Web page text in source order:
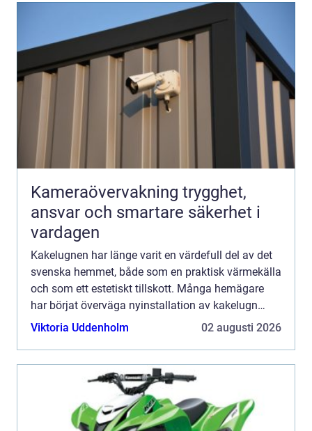
Kameraövervakning trygghet,
ansvar och smartare säkerhet i
vardagen
Kakelugnen har länge varit en värdefull del av det
svenska hemmet, både som en praktisk värmekälla
och som ett estetiskt tillskott. Många hemägare
har börjat överväga nyinstallation av kakelugn
n&au...
Viktoria Uddenholm 02 augusti 2026